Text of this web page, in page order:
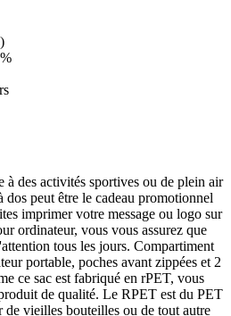
à des activités sportives ou de plein air
dos peut être le cadeau promotionnel
imprimer votre message ou logo sur
ordinateur, vous vous assurez que
tous les jours. Compartiment
portable, poches avant zippées et 2
ce sac est fabriqué en rPET, vous
de qualité. Le RPET est du PET
de vieilles bouteilles ou de tout autre